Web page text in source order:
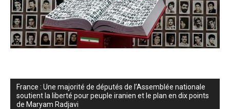
France : Une majorité de députés de l’Assemblée nationale
soutient la liberté pour peuple iranien et le plan en dix points
de Maryam Radjavi